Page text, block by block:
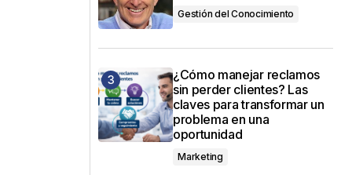
Gestión del Conocimiento
¿Cómo manejar reclamos
sin perder clientes? Las
claves para transformar un
problema en una
oportunidad
Marketing